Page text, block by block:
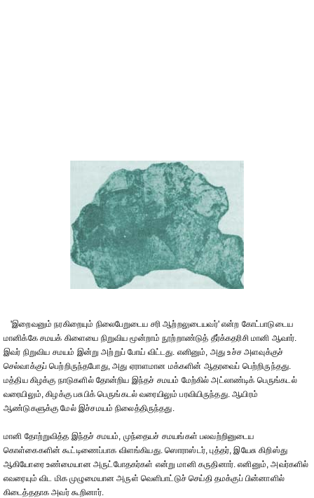
'இறைவனும் நரகிறையும் நிலைபேறுடைய சரி ஆற்றலுடையவர்' என்ற கோட்பாடுடைய
மானிக்கே சமயக் கிளையை நிறுவிய மூன்றாம் நூற்றாண்டுத் தீர்க்கதரிசி மானி ஆவார்.
இவர் நிறுவிய சமயம் இன்று அற்றுப் போய் விட்டது. எனினும், அது உச்ச அளவுக்குச்
செல்வாக்குப் பெற்றிருந்தபோது, அது ஏராளமான மக்களின் ஆதரவைப் பெற்றிருந்தது.
மத்திய கிழக்கு நாடுகளில் தோன்றிய இந்தச் சமயம் மேற்கில் அட்லாண்டிக் பெருங்கடல்
வரையிலும், கிழக்கு பசுபிக் பெருங்கடல் வரையிலும் பரவியிருந்தது. ஆயிரம்
ஆண்டுகளுக்கு மேல் இச்சமயம் நிலைத்திருந்தது.
மானி தோற்றுவித்த இந்தச் சமயம், முந்தையச் சமயங்கள் பலவற்றினுடைய
கொள்கைகளின் கூட்டிணைப்பாக விளங்கியது. ஸொராஸ்டர், புத்தர், இயேசு கிறிஸ்து
ஆகியோரை உண்மையான அருட்போதகர்கள் என்று மானி கருதினார். எனினும், அவர்களில்
எவரையும் விட மிக முழுமையான அருள் வெளிபாட்டுச் செய்தி தமக்குப் பின்னாளில்
கிடைத்ததாக அவர் கூறினார்.